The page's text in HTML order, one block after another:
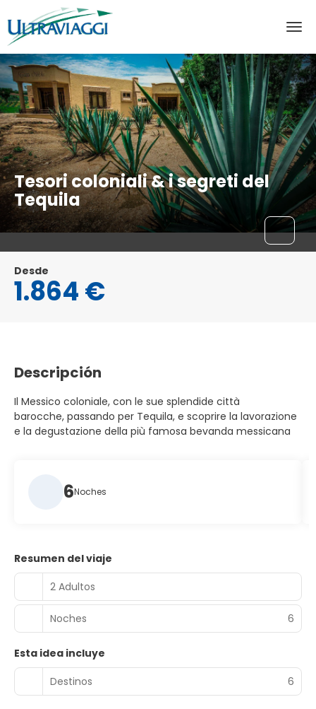
Tesori coloniali & i segreti del
Tequila
Desde
1.864 €
Descripción
Il Messico coloniale, con le sue splendide città
barocche, passando per Tequila, e scoprire la lavorazione
e la degustazione della più famosa bevanda messicana
6Noches
Resumen del viaje
2 Adultos
Noches 6
Esta idea incluye
Destinos
6